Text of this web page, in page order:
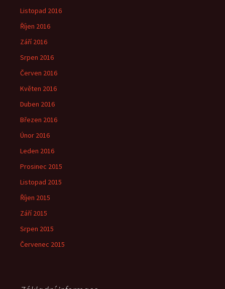
Listopad 2016
Říjen 2016
Září 2016
Srpen 2016
Červen 2016
Květen 2016
Duben 2016
Březen 2016
Únor 2016
Leden 2016
Prosinec 2015
Listopad 2015
Říjen 2015
Září 2015
Srpen 2015
Červenec 2015